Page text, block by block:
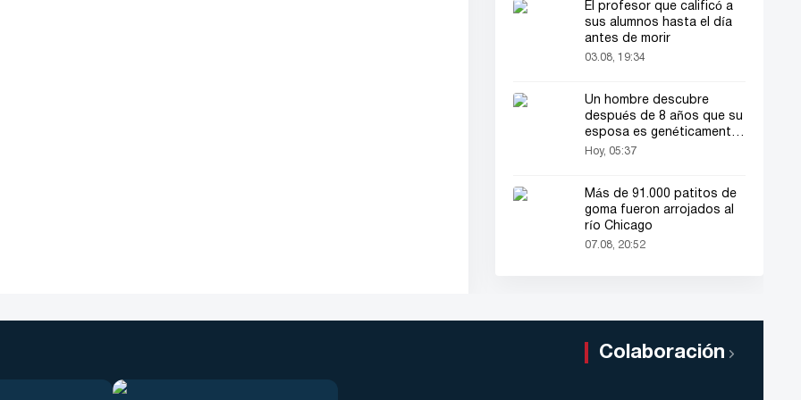
El profesor que calificó a
sus alumnos hasta el día
antes de morir
03.08, 19:34
Un hombre descubre
después de 8 años que su
esposa es genéticamente
de sexo masculino
Hoy, 05:37
Más de 91.000 patitos de
goma fueron arrojados al
río Chicago
07.08, 20:52
Colaboración